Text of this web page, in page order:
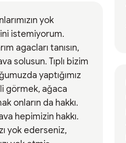
yok
istemiyorum.
agacları tanısın,
solusun. Tıplı bizim
yaptığımız
onların da hakkı.
hepimizin hakkı.
yok ederseniz,